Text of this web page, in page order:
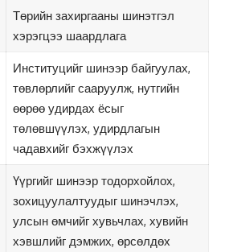
Төрийн захиргааны шинэтгэл
хэрэгцээ шаардлага
Институцийг шинээр байгуулах,
төвлөрлийг сааруулж, нутгийн
өөрөө удирдах ёсыг
төлөвшүүлэх, удирдлагын
чадавхийг бэхжүүлэх
Үүргийг шинээр тодорхойлох,
зохицуулалтуудыг шинэчлэх,
улсын өмчийг хувьчлах, хувийн
хэвшлийг дэмжих, өрсөлдөх